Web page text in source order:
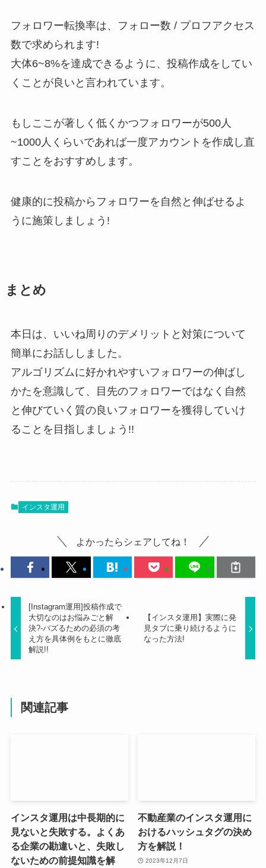
フォロワー転換率は、フォロー数 / プロフアクセス
数で求められます!
大体6~8%を達成できるように、投稿作成をしてい
くことが良いと言われています。
もしここが著しく低くかつフォロワーが500人
~1000人くらいであれば一度アカウントを作成し直
すことをおすすめします。
健康的に投稿からフォロワーを自然と伸ばせるよ
うに施策しましょう!
まとめ
本日は、いいね周りのデメリットと対策について
簡単にお話ししました。
アルゴリズムに好かれやすいフォロワーの伸ばし
かたを意識して、目先のフォロワーではなく自然
と伸びていく質の良いフォロワーを獲得していけ
ることを目指しましょう!!
インスタ運用
よかったらシェアしてね！
[Instagram運用]投稿作成で
大切なのはお悩みごと解
決?-バズるための必須の考
え方を具体例をもとに徹底
解説!!
【インスタ運用】実際に発
見タブに乗り続けるように
なった方法!
関連記事
インスタ運用は中長期的に
見ないと失敗する。よくあ
る企業の勘違いと、失敗し
ないための前提知識を解
不動産業のインスタ運用に
おけるハッシュタグの決め
方を解説！
2023年12月7日